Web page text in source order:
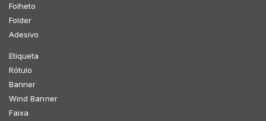
Folheto
Folder
Adesivo
Etiqueta
Rótulo
Banner
Wind Banner
Faixa